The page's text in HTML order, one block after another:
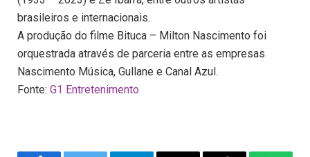
brasileiros e internacionais.
A produção do filme Bituca – Milton Nascimento foi
orquestrada através de parceria entre as empresas
Nascimento Música, Gullane e Canal Azul.
Fonte: G1 Entretenimento